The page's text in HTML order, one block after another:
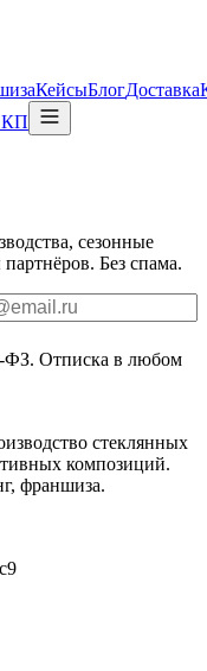
КейсыБлогДоставка
КП
сезонные
Без спама.
ФЗ. Отписка в любом
стеклянных
композиций.
франшиза.